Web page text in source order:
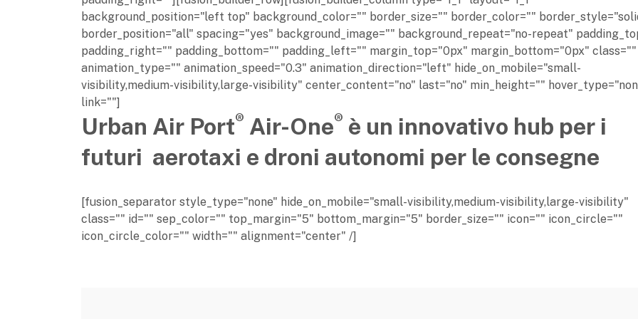
background_position="left top" background_color="" border_size="" border_color=""
border_position="all" spacing="yes" background_image="" background_repeat="no-repeat"
padding_right="" padding_bottom="" padding_left="" margin_top="0px" margin_bottom="0px"
animation_type="" animation_speed="0.3" animation_direction="left" hide_on_mobile="small-
visibility,medium-visibility,large-visibility" center_content="no" last="no" min_height=""
link=""]
Urban Air Port® Air-One® è un innovativo hub per i
futuri aerotaxi e droni autonomi per le consegne
[fusion_separator style_type="none" hide_on_mobile="small-visibility,medium-visibility,large-visibility"
class="" id="" sep_color="" top_margin="5" bottom_margin="5" border_size="" icon="" icon_circle=""
icon_circle_color="" width="" alignment="center" /]